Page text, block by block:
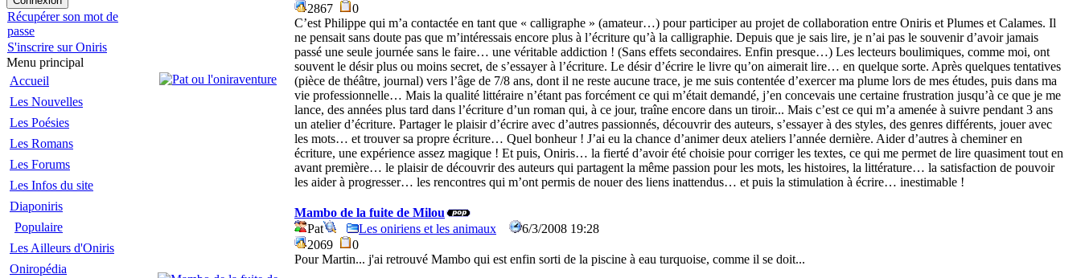
Récupérer son mot de
passe
S'inscrire sur Oniris
Menu principal
Accueil
Les Nouvelles
Les Poésies
Les Romans
Les Forums
Les Infos du site
Diaponiris
Populaire
Les Ailleurs d'Oniris
Oniropédia
2867
0
C’est Philippe qui m’a contactée en tant que « calligraphe » (amateur…) pour participer au projet de collaboration entre Oniris et Plumes et Calames. Il
ne pensait sans doute pas que m’intéressais encore plus à l’écriture qu’à la calligraphie. Depuis que je sais lire, je n’ai pas le souvenir d’avoir jamais
passé une seule journée sans le faire… une véritable addiction ! (Sans effets secondaires. Enfin presque…) Les lecteurs boulimiques, comme moi, ont
souvent le désir plus ou moins secret, de s’essayer à l’écriture. Le désir d’écrire le livre qu’on aimerait lire… en quelque sorte. Après quelques tentatives
(pièce de théâtre, journal) vers l’âge de 7/8 ans, dont il ne reste aucune trace, je me suis contentée d’exercer ma plume lors de mes études, puis dans ma
vie professionnelle… Mais la qualité littéraire n’étant pas forcément ce qui m’était demandé, j’en concevais une certaine frustration jusqu’à ce que je me
lance, des années plus tard dans l’écriture d’un roman qui, à ce jour, traîne encore dans un tiroir... Mais c’est ce qui m’a amenée à suivre pendant 3 ans
un atelier d’écriture. Partager le plaisir d’écrire avec d’autres passionnés, découvrir des auteurs, s’essayer à des styles, des genres différents, jouer avec
les mots… et trouver sa propre écriture… Quel bonheur ! J’ai eu la chance d’animer deux ateliers l’année dernière. Aider d’autres à cheminer en
écriture, une expérience assez magique ! Et puis, Oniris… la fierté d’avoir été choisie pour corriger les textes, ce qui me permet de lire quasiment tout en
avant première… le plaisir de découvrir des auteurs qui partagent la même passion pour les mots, les histoires, la littérature… la satisfaction de pouvoir
les aider à progresser… les rencontres qui m’ont permis de nouer des liens inattendus… et puis la stimulation à écrire… inestimable !
Mambo de la fuite de Milou
Pat
Les oniriens et les animaux
6/3/2008 19:28
2069
0
Pour Martin... j'ai retrouvé Mambo qui est enfin sorti de la piscine à eau turquoise, comme il se doit...